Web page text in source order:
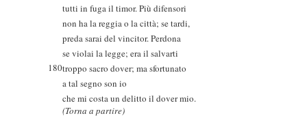
tutti in fuga il timor. Più difensori
non ha la reggia o la città; se tardi,
preda sarai del vincitor. Perdona
se violai la legge; era il salvarti
180troppo sacro dover; ma sfortunato
a tal segno son io
che mi costa un delitto il dover mio.
(Torna a partire)